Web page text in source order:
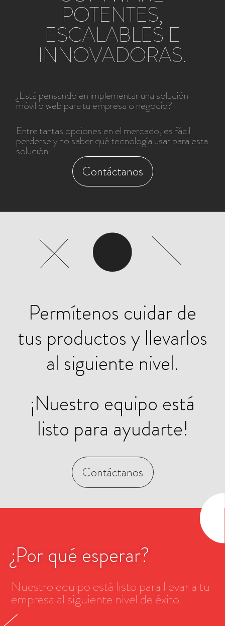
POTENTES,
ESCALABLES E
INNOVADORAS.
¿Está pensando en implementar una solución
móvil o web para tu empresa o negocio?
Entre tantas opciones en el mercado, es fácil
perderse y no saber qué tecnología usar para esta
solución.
Contáctanos
Permítenos cuidar de
tus productos y llevarlos
al siguiente nivel.
¡Nuestro equipo está
listo para ayudarte!
Contáctanos
¿Por qué esperar?
Nuestro equipo está listo para llevar a tu
empresa al siguiente nivel de éxito.